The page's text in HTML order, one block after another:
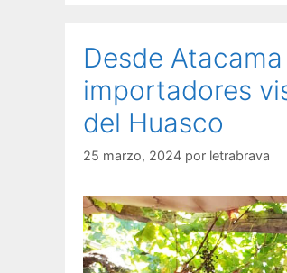
Desde
importadores
del Huasco
25 marzo, 2024 por letrabrava